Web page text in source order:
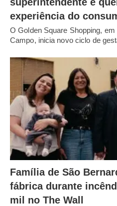
experiência do
O Golden Square Shopping,
Campo, inicia novo ciclo de
Família de São
fábrica durante
mil no The Wall